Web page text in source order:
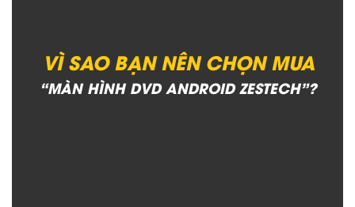
VÌ SAO BẠN NÊN CHỌN MUA
“MÀN HÌNH DVD ANDROID ZESTECH”?